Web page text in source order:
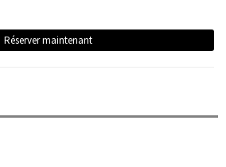
Réserver maintenant